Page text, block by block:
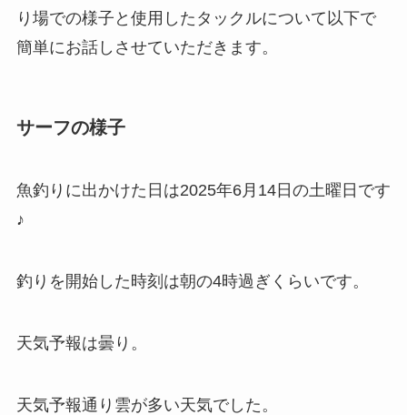
り場での様子と使用したタックルについて以下で
簡単にお話しさせていただきます。
サーフの様子
魚釣りに出かけた日は2025年6月14日の土曜日です
♪
釣りを開始した時刻は朝の4時過ぎくらいです。
天気予報は曇り。
天気予報通り雲が多い天気でした。